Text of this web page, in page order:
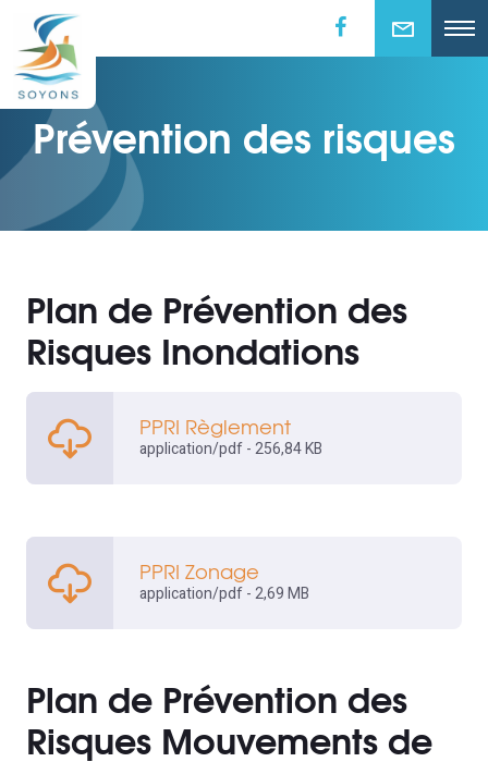
Prévention des risques
Plan de Prévention des
Risques Inondations
PPRI Règlement
application/pdf - 256,84 KB
PPRI Zonage
application/pdf - 2,69 MB
Plan de Prévention des
Risques Mouvements de